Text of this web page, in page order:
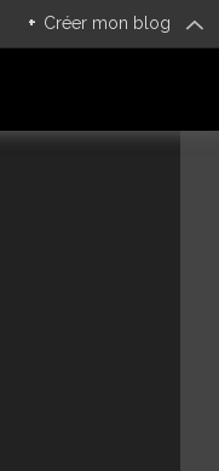
+ Créer mon blog